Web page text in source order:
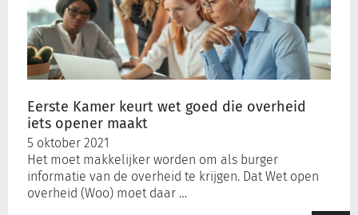
Eerste Kamer keurt wet goed die overheid
iets opener maakt
5 oktober 2021
Het moet makkelijker worden om als burger
informatie van de overheid te krijgen. Dat Wet open
overheid (Woo) moet daar …
wet
goed
die
overheid
iets
opener
maakt